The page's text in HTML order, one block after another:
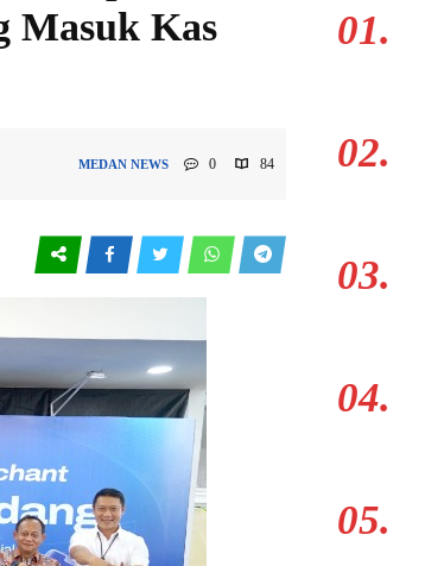
Masuk Kas
MEDAN NEWS 0 84
01.
02.
03.
04.
05.